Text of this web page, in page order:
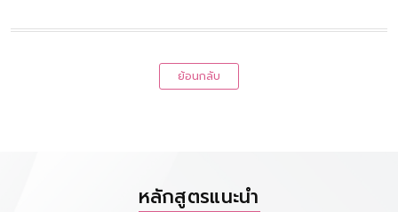
ย้อนกลับ
หลักสูตรแนะนำ